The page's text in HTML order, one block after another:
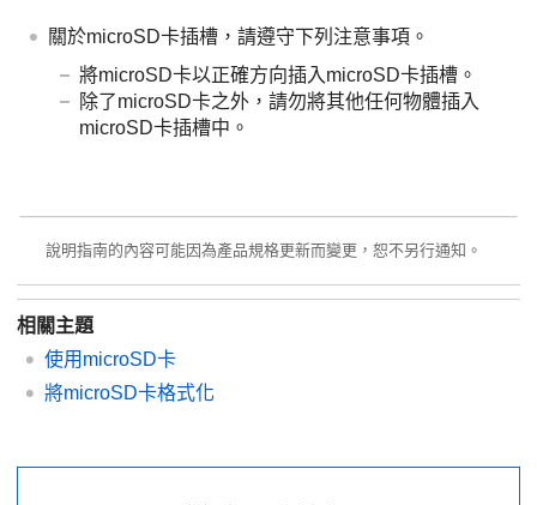
關於microSD卡插槽，請遵守下列注意事項。
將microSD卡以正確方向插入microSD卡插槽。
除了microSD卡之外，請勿將其他任何物體插入
microSD卡插槽中。
說明指南的內容可能因為產品規格更新而變更，恕不另行通知。
相關主題
使用microSD卡
將microSD卡格式化